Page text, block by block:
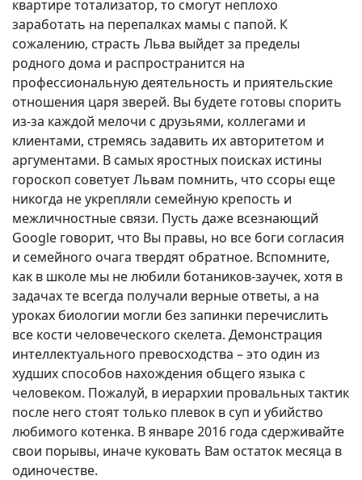
квартире тотализатор, то смогут неплохо
заработать на перепалках мамы с папой. К
сожалению, страсть Льва выйдет за пределы
родного дома и распространится на
профессиональную деятельность и приятельские
отношения царя зверей. Вы будете готовы спорить
из-за каждой мелочи с друзьями, коллегами и
клиентами, стремясь задавить их авторитетом и
аргументами. В самых яростных поисках истины
гороскоп советует Львам помнить, что ссоры еще
никогда не укрепляли семейную крепость и
межличностные связи. Пусть даже всезнающий
Google говорит, что Вы правы, но все боги согласия
и семейного очага твердят обратное. Вспомните,
как в школе мы не любили ботаников-заучек, хотя в
задачах те всегда получали верные ответы, а на
уроках биологии могли без запинки перечислить
все кости человеческого скелета. Демонстрация
интеллектуального превосходства – это один из
худших способов нахождения общего языка с
человеком. Пожалуй, в иерархии провальных тактик
после него стоят только плевок в суп и убийство
любимого котенка. В январе 2016 года сдерживайте
свои порывы, иначе куковать Вам остаток месяца в
одиночестве.